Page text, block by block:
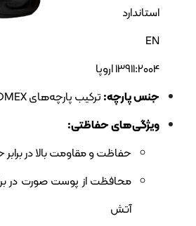
استاندارد
EN
13911:2004 اروپا
جنس پارچه:ترکیب پارچه‌های NOMEX و PBI
ویژگی‌های حفاظتی:
حفاظت و مقاومت بالا در برابر
محافظت از پوست صورت در
آتش